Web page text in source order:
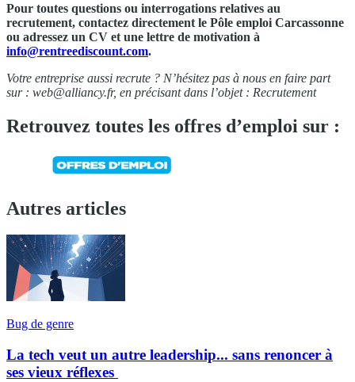
Pour toutes questions ou interrogations relatives au
recrutement, contactez directement le Pôle emploi Carcassonne
ou adressez un CV et une lettre de motivation à
info@rentreediscount.com.
Votre entreprise aussi recrute ? N’hésitez pas à nous en faire part
sur : web@alliancy.fr, en précisant dans l’objet : Recrutement
Retrouvez toutes les offres d’emploi sur :
Autres articles
Bug de genre
La tech veut un autre leadership... sans renoncer à
ses vieux réflexes